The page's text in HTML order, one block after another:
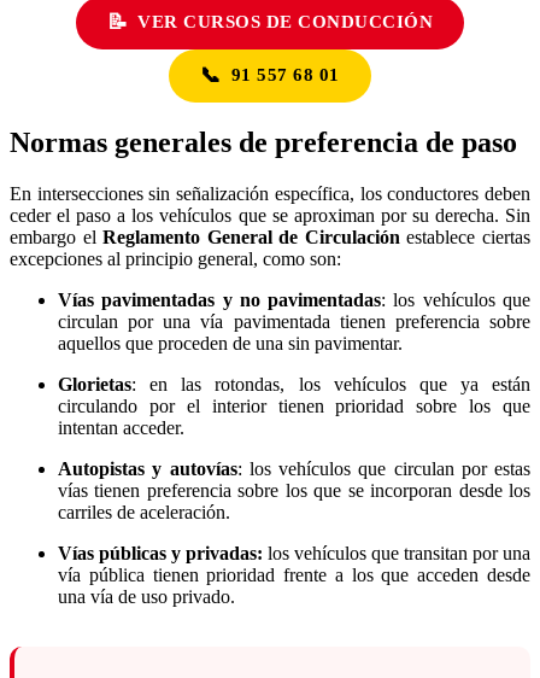
📝 VER CURSOS DE CONDUCCIÓN
📞 91 557 68 01
Normas generales de preferencia de paso
En intersecciones sin señalización específica, los conductores deben
ceder el paso a los vehículos que se aproximan por su derecha. Sin
embargo elReglamento General de Circulación establece ciertas
excepciones al principio general, como son:
Vías pavimentadas y no pavimentadas: los vehículos que
circulan por una vía pavimentada tienen preferencia sobre
aquellos que proceden de una sin pavimentar.
Glorietas: en las rotondas, los vehículos que ya están
circulando por el interior tienen prioridad sobre los que
intentan acceder.
Autopistas y autovías: los vehículos que circulan por estas
vías tienen preferencia sobre los que se incorporan desde los
carriles de aceleración.
Vías públicas y privadas: los vehículos que transitan por una
vía pública tienen prioridad frente a los que acceden desde
una vía de uso privado.